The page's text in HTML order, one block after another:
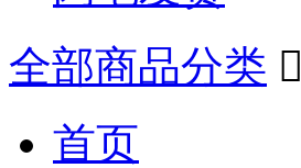
全部商品分类 
首页